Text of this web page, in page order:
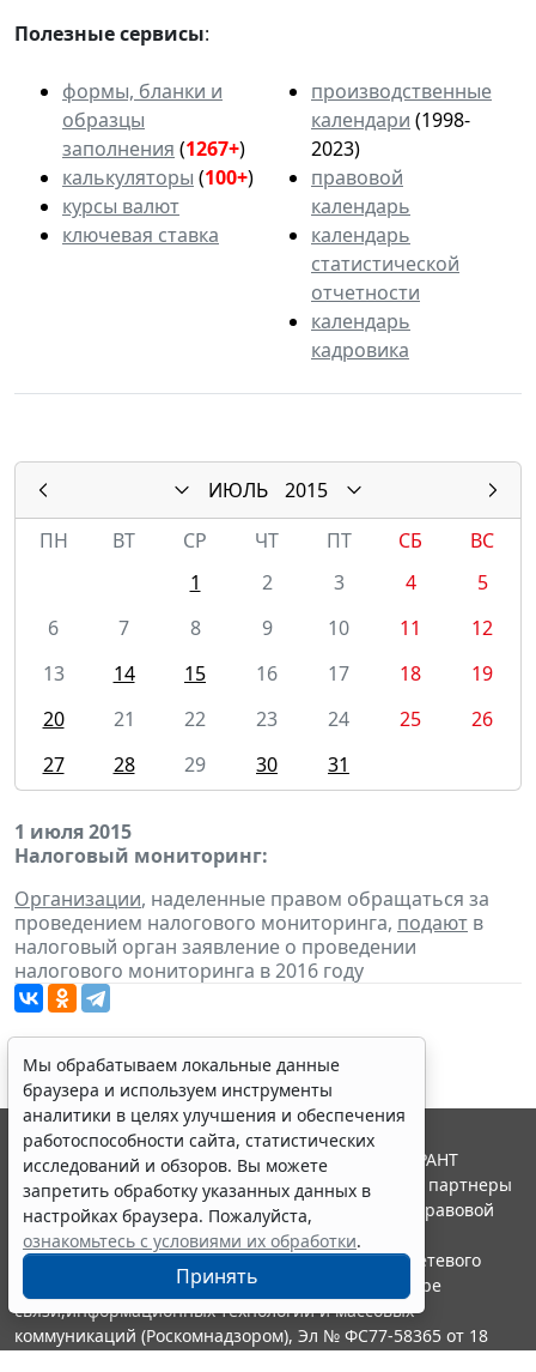
Полезные сервисы:
формы, бланки и
образцы
заполнения (1267+)
калькуляторы (100+)
курсы валют
ключевая ставка
производственные
календари (1998-
2023)
правовой
календарь
календарь
статистической
отчетности
календарь
кадровика
ИЮЛЬ
2015
ПН
ВТ СР ЧТ ПТ СБ
ВС
1
2 3 4
5
6
7 8 9 10 11
12
13
14 15 16 17 18
19
20
21 22 23 24 25
26
27
28 29 30 31
1 июля 2015
Налоговый мониторинг:
Организации, наделенные правом обращаться за
проведением налогового мониторинга, подают в
налоговый орган заявление о проведении
налогового мониторинга в 2016 году
Мы обрабатываем локальные данные
браузера и используем инструменты
аналитики в целях улучшения и обеспечения
работоспособности сайта, статистических
исследований и обзоров. Вы можете
запретить обработку указанных данных в
настройках браузера. Пожалуйста,
ознакомьтесь с условиями их обработки.
Принять
© ООО "НПП "ГАРАНТ-СЕРВИС", 2026. Система ГАРАНТ
выпускается с 1990 года. Компания "Гарант" и ее партнеры
являются участниками Российской ассоциации правовой
информации ГАРАНТ.
Портал ГАРАНТ.РУ зарегистрирован в качестве сетевого
издания Федеральной службой по надзору в сфере
связи,информационных технологий и массовых
коммуникаций (Роскомнадзором), Эл № ФС77-58365 от 18